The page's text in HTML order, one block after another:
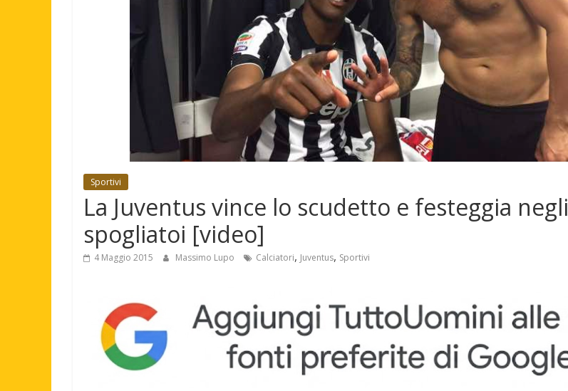
Sportivi
La Juventus vince lo scudetto e festeggia negli
spogliatoi [video]
4 Maggio 2015 Massimo Lupo Calciatori, Juventus, Sportivi